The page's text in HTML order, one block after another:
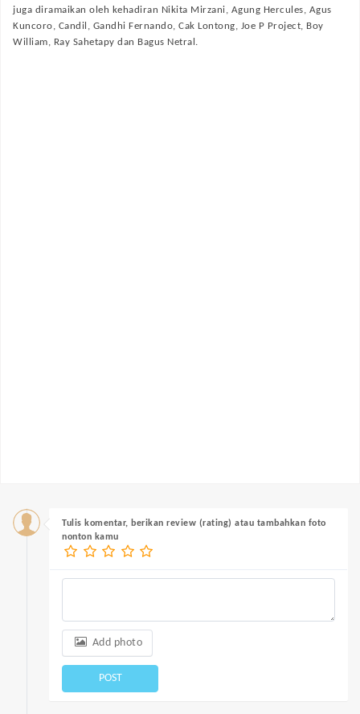
juga diramaikan oleh kehadiran Nikita Mirzani, Agung Hercules, Agus
Kuncoro, Candil, Gandhi Fernando, Cak Lontong, Joe P Project, Boy
William, Ray Sahetapy dan Bagus Netral.
Tulis komentar, berikan review (rating) atau tambahkan foto
nonton kamu
Add photo
POST